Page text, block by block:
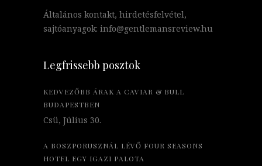
Általános kontakt, hirdetésfelvétel,
sajtóanyagok: info@gentlemansreview.hu
Legfrissebb posztok
KEDVEZŐBB ÁRAK A CAVIAR & BULL
BUDAPESTBEN
Csü, Július 30.
A BOSZPORUSZNÁL LÉVŐ FOUR SEASONS
HOTEL EGY IGAZI PALOTA